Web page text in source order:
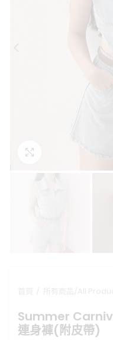
Summer
連身褲(附皮帶)